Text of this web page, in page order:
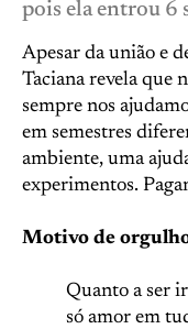
pois ela entrou 6
Apesar da união e
Taciana revela que
sempre nos
em semestres
ambiente, uma
experimentos.
Motivo de
Quanto a ser
só amor em